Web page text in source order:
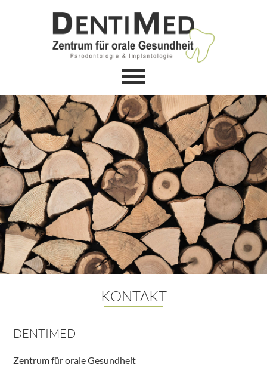
KONTAKT
DENTIMED
Zentrum für orale Gesundheit